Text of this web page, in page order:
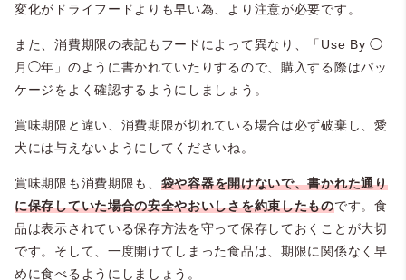
変化がドライフードよりも早い為、より注意が必要です。
また、消費期限の表記もフードによって異なり、「Use By ◯
月◯年」のように書かれていたりするので、購入する際はパッ
ケージをよく確認するようにしましょう。
賞味期限と違い、消費期限が切れている場合は必ず破棄し、愛
犬には与えないようにしてくださいね。
賞味期限も消費期限も、 袋や容器を開けないで、書かれた通り
に保存していた場合の安全やおいしさを約束したものです。食
品は表示されている保存方法を守って保存しておくことが大切
です。そして、一度開けてしまった食品は、期限に関係なく早
めに食べるようにしましょう。